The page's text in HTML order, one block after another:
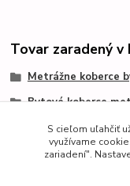
Tovar zaradený v
Metrážne koberce
Bytové koberce
VelurS cieľom uľahčiť
využívame
zariadení".